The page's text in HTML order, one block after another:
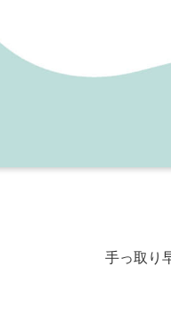
手っ取り